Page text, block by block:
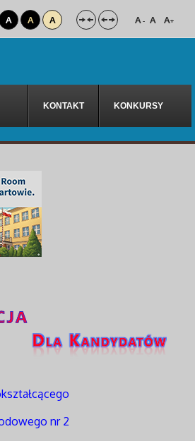
A A A A- A A+
KONTAKT KONKURSY
nr 2